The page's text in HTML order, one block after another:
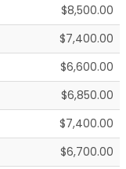
$8,500.00
$7,400.00
$6,600.00
$6,850.00
$7,400.00
$6,700.00